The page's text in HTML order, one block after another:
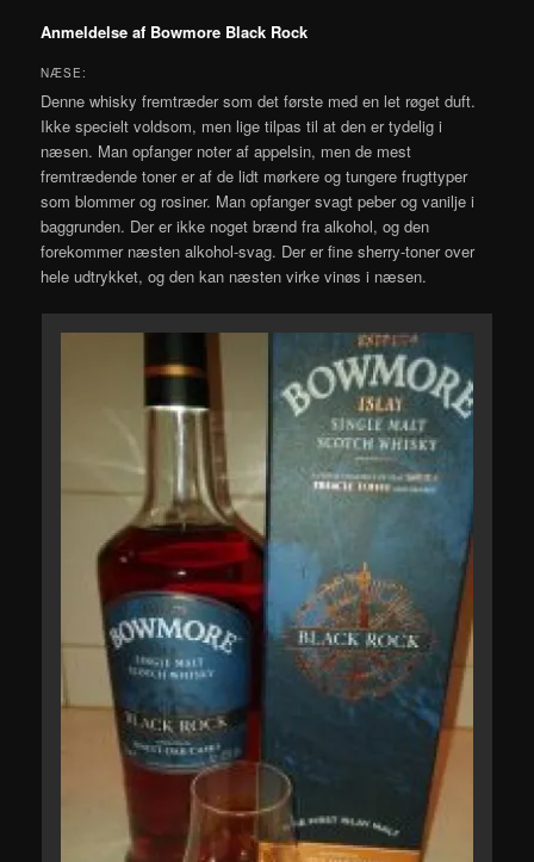
Anmeldelse af Bowmore Black Rock
NÆSE:
Denne whisky fremtræder som det første med en let røget duft.
Ikke specielt voldsom, men lige tilpas til at den er tydelig i
næsen. Man opfanger noter af appelsin, men de mest
fremtrædende toner er af de lidt mørkere og tungere frugttyper
som blommer og rosiner. Man opfanger svagt peber og vanilje i
baggrunden. Der er ikke noget brænd fra alkohol, og den
forekommer næsten alkohol-svag. Der er fine sherry-toner over
hele udtrykket, og den kan næsten virke vinøs i næsen.